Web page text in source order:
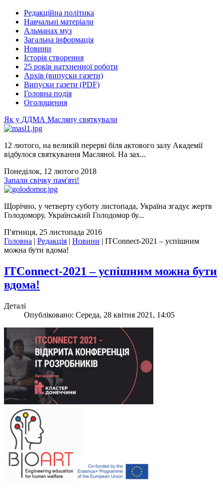
Редакційна політика
Навчальні матеріали
Альманах муз
Загальна інформація
Новини
Історія створення
25 років натхненної роботи
Архів (випуски газети)
Випуски газети (PDF)
Головна подія
Оголошення
Як у ДДМА Масляну святкували
12 лютого, на великій перерві біля актового залу Академії
відбулося святкування Масляної. На зах...
Понеділок, 12 лютого 2018
Запали свічку пам'яті!
Щорічно, у четверту суботу листопада, Україна згадує жертв
Голодомору. Український Голодомор бу...
П'ятниця, 25 листопада 2016
Головна | Редакція | Новини | ITConnect-2021 – успішним
можна бути вдома!
ITConnect-2021 – успішним можна бути
вдома!
Деталі
Опубліковано: Середа, 28 квітня 2021, 14:05